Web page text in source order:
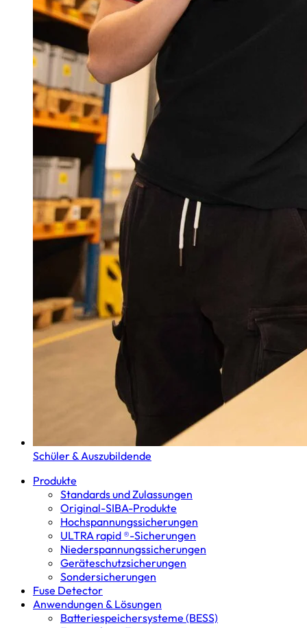
Schüler & Auszubildende
Produkte
Standards und Zulassungen
Original-SIBA-Produkte
Hochspannungs­sicherungen
ULTRA rapid ®-Sicherungen
Niederspannungs­sicherungen
Geräteschutz­sicherungen
Sondersicherungen
Fuse Detector
Anwendungen & Lösungen
Batterie­speicher­systeme (BESS)